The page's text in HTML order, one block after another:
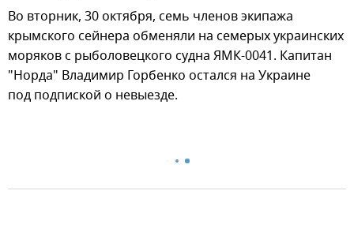
Во вторник, 30 октября, семь членов экипажа
крымского сейнера обменяли на семерых украинских
моряков с рыболовецкого судна ЯМК-0041. Капитан
"Норда" Владимир Горбенко остался на Украине
под подпиской о невыезде.